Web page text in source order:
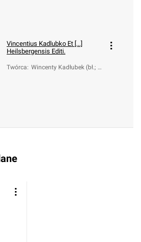
Vincentius Kadlubko Et [...]
Heilsbergensis Editi.
Twórca: Wincenty Kadłubek (bł.; 1